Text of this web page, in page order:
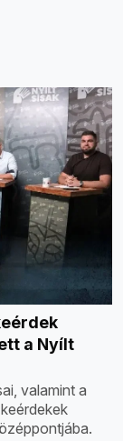
a Nyílt
valamint a